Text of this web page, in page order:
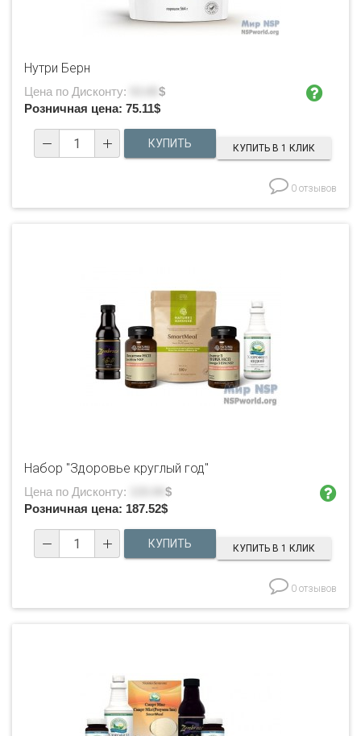
Нутри Берн
Цена по Дисконту:
$
Розничная цена: 75.11$
КУПИТЬ В 1 КЛИК
0 отзывов
Набор "Здоровье круглый год"
Цена по Дисконту:
$
Розничная цена: 187.52$
КУПИТЬ В 1 КЛИК
0 отзывов